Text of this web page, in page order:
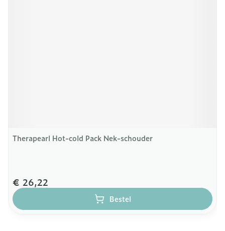
Therapearl Hot-cold Pack Nek-schouder
€ 26,22
Bestel